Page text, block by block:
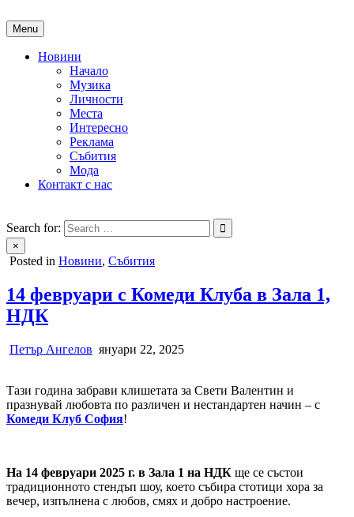
to
content
Menu
Новини
Начало
Музика
Личности
Места
Интересно
Реклама
Събития
Мода
Контакт с нас
People of Bulgaria
За хората на България
Search for:
×
Posted in Новини, Събития
14 февруари с Комеди Клуба в Зала 1,
НДК
Петър Ангелов януари 22, 2025
Тази година забрави клишетата за Свети Валентин и
празнувай любовта по различен и нестандартен начин – с
Комеди Клуб София!
На 14 февруари 2025 г. в Зала 1 на НДК ще се състои
традиционното стендъп шоу, което събира стотици хора за
вечер, изпълнена с любов, смях и добро настроение.